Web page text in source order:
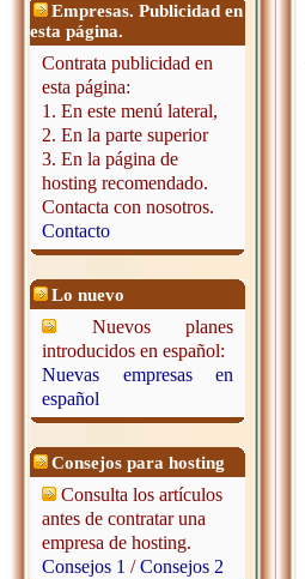
Empresas. Publicidad en
esta página.
Contrata publicidad en
esta página:
1. En este menú lateral,
2. En la parte superior
3. En la página de
hosting recomendado.
Contacta con nosotros.
Contacto
Lo nuevo
Nuevos planes
introducidos en español:
Nuevas empresas en
español
Consejos para hosting
Consulta los artículos
antes de contratar una
empresa de hosting.
Consejos 1 /Consejos 2